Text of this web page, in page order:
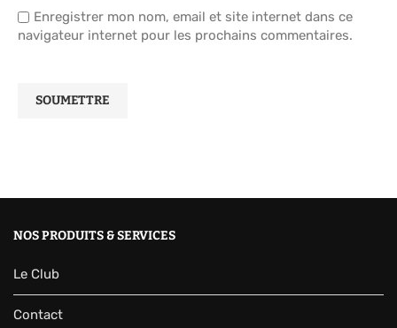
Enregistrer mon nom, email et site internet dans ce
navigateur internet pour les prochains commentaires.
NOS PRODUITS & SERVICES
Le Club
Contact